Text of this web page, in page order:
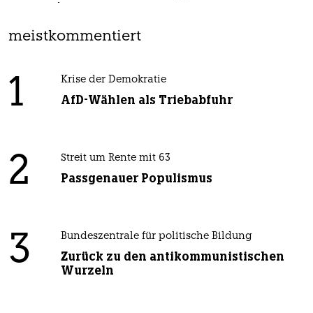
meistkommentiert
1 Krise der Demokratie
AfD-Wählen als Triebabfuhr
2 Streit um Rente mit 63
Passgenauer Populismus
3 Bundeszentrale für politische Bildung
Zurück zu den antikommunistischen
Wurzeln